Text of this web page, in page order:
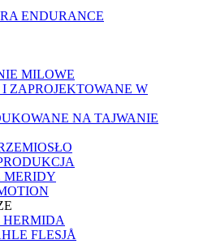
ENDURANCE
MILOWE
ZAPROJEKTOWANE W
NA TAJWANIE
MERIDY
HERMIDA
FLESJÅ